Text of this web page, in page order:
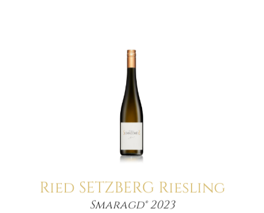
Ried SETZBERG Riesling
Smaragd® 2023
Menge